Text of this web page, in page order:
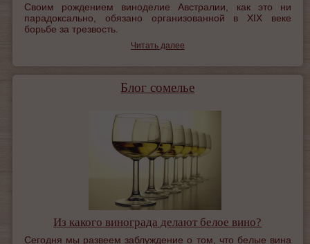
Своим рождением виноделие Австралии, как это ни
парадоксально, обязано организованной в XIX веке
борьбе за трезвость.
Читать далее
Блог сомелье
Из какого винограда делают белое вино?
Сегодня мы развеем заблуждение о том, что белые вина